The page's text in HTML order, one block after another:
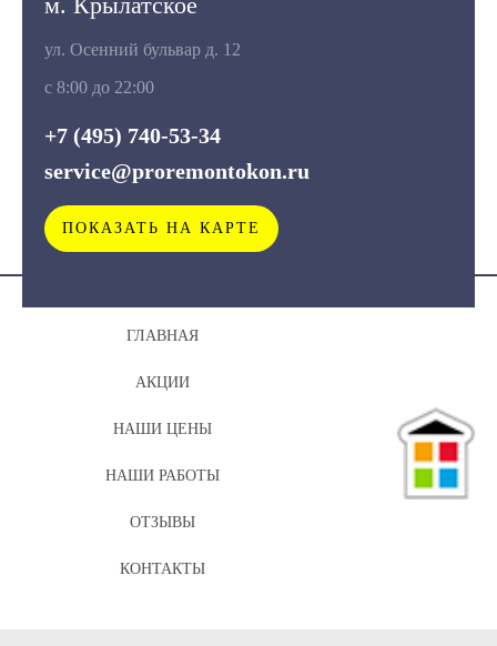
ул. Осенний бульвар д. 12
с 8:00 до 22:00
+7 (495) 740-53-34
service@proremontokon.ru
ПОКАЗАТЬ НА КАРТЕ
ГЛАВНАЯ
АКЦИИ
НАШИ ЦЕНЫ
НАШИ РАБОТЫ
ОТЗЫВЫ
КОНТАКТЫ